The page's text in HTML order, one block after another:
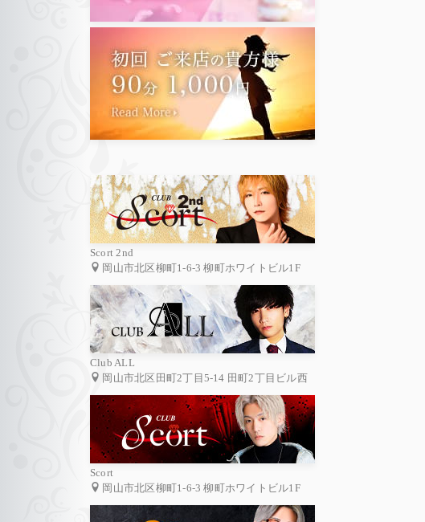
Scort 2nd
岡山市北区柳町1-6-3 柳町ホワイトビル1F
Club ALL
岡山市北区田町2丁目5-14 田町2丁目ビル西
Scort
岡山市北区柳町1-6-3 柳町ホワイトビル1F